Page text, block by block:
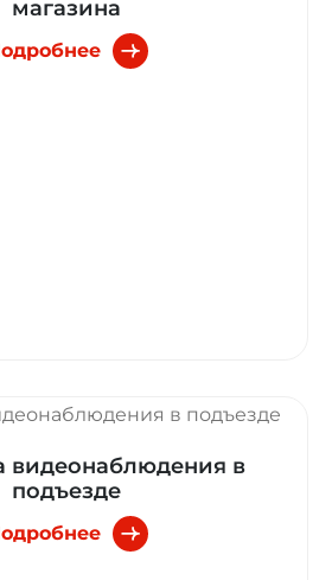
магазина
видеонаблюдения в
подъезде